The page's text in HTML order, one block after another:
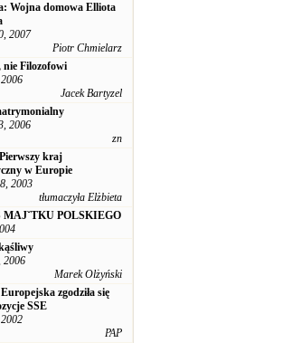
Wojna domowa Elliota
2007
Piotr Chmielarz
nie Filozofowi
Jacek Bartyzel
2006
zn
kraj
w Europie
2003
tłumaczyła Elżbieta
POLSKIEGO
2006
Marek Olżyński
zgodziła się
SSE
PAP